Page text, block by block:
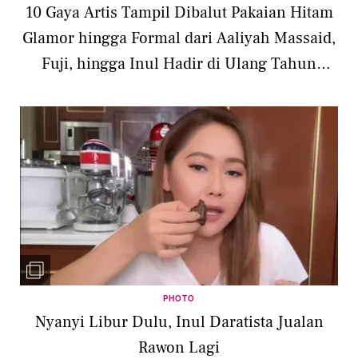
10 Gaya Artis Tampil Dibalut Pakaian Hitam
Glamor hingga Formal dari Aaliyah Massaid,
Fuji, hingga Inul Hadir di Ulang Tahun
PHOTO
Nyanyi Libur Dulu, Inul Daratista Jualan
Rawon Lagi